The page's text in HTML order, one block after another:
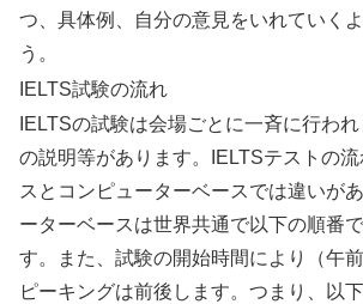
つ、具体例、自分の意見をいれていく
う。
IELTS試験の流れ
IELTSの試験は会場ごとに一斉に行わ
の説明等があります。IELTSテストの
スとコンピューターベースでは違いが
ーターベースは世界共通で以下の順番
す。また、試験の開始時間により（午
ピーキングは前後します。つまり、以